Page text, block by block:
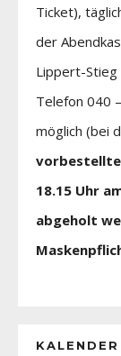
Ticket),
der
Lippert-Stieg
Telefon 040
möglich (bei
18.15 Uhr
abgeholt
KALENDER